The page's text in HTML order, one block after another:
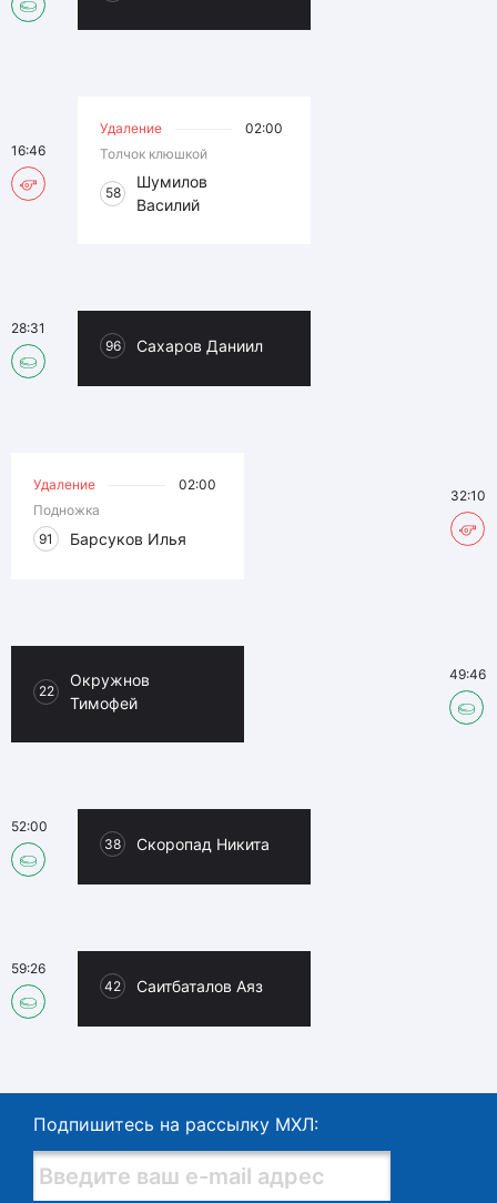
Удаление
02:00
Толчок клюшкой
58
Шумилов
Василий
16:46
96 Сахаров Даниил
28:31
Удаление
02:00
Подножка
91
Барсуков Илья
32:10
22
Окружнов
Тимофей
49:46
38 Скоропад Никита
52:00
42 Саитбаталов Аяз
59:26
Подпишитесь на рассылку МХЛ: